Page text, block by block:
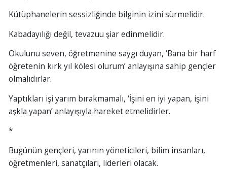
Kütüphanelerin sessizliğinde bilginin izini sürmelidir.
Kabadayılığı değil, tevazuu şiar edinmelidir.
Okulunu seven, öğretmenine saygı duyan, ‘Bana bir harf
öğretenin kırk yıl kölesi olurum’ anlayışına sahip gençler
olmalıdırlar.
Yaptıkları işi yarım bırakmamalı, ‘İşini en iyi yapan, işini
aşkla yapan’ anlayışıyla hareket etmelidirler.
*
Bugünün gençleri, yarının yöneticileri, bilim insanları,
öğretmenleri, sanatçıları, liderleri olacak.